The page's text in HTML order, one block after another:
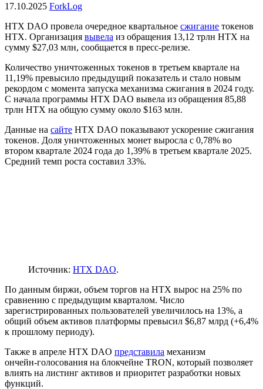
17.10.2025 ForkLog
HTX DAO провела очередное квартальное сжигание токенов
HTX. Организация вывела из обращения 13,12 трлн HTX на
сумму $27,03 млн, сообщается в пресс-релизе.
Количество уничтоженных токенов в третьем квартале на
11,19% превысило предыдущий показатель и стало новым
рекордом с момента запуска механизма сжигания в 2024 году.
С начала программы HTX DAO вывела из обращения 85,88
трлн HTX на общую сумму около $163 млн.
Данные на сайте HTX DAO показывают ускорение сжигания
токенов. Доля уничтоженных монет выросла с 0,78% во
втором квартале 2024 года до 1,39% в третьем квартале 2025.
Средний темп роста составил 33%.
Источник: HTX DAO.
По данным биржи, объем торгов на HTX вырос на 25% по
сравнению с предыдущим кварталом. Число
зарегистрированных пользователей увеличилось на 13%, а
общий объем активов платформы превысил $6,87 млрд (+6,4%
к прошлому периоду).
Также в апреле HTX DAO представила механизм
ончейн‑голосования на блокчейне TRON, который позволяет
влиять на листинг активов и приоритет разработки новых
функций.